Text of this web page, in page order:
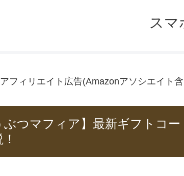
スマ
フィリエイト広告(Amazonアソシエイト含
ぶつマフィア】最新ギフトコ